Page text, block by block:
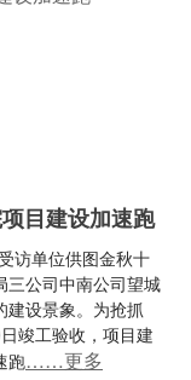
目建设加速跑
访单位供图金秋十
三公司中南公司望城
建设景象。为抢抓
竣工验收，项目建
跑……更多